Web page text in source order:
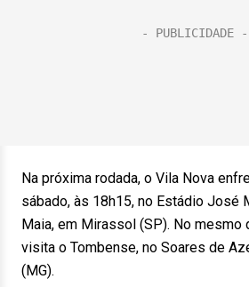
Na próxima rodada, o Vila Nova
sábado, às 18h15, no Estádio José
Maia, em Mirassol (SP). No mesmo
visita o Tombense, no Soares de
(MG).